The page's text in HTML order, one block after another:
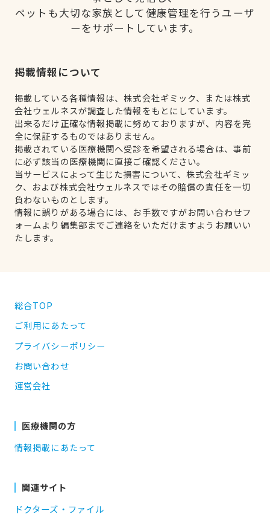
ペットも大切な家族として健康管理を行うユーザ
ーをサポートしています。
掲載情報について
掲載している各種情報は、株式会社ギミック、または株式
会社ウェルネスが調査した情報をもとにしています。
出来るだけ正確な情報掲載に努めておりますが、内容を完
全に保証するものではありません。
掲載されている医療機関へ受診を希望される場合は、事前
に必ず該当の医療機関に直接ご確認ください。
当サービスによって生じた損害について、株式会社ギミッ
ク、および株式会社ウェルネスではその賠償の責任を一切
負わないものとします。
情報に誤りがある場合には、お手数ですがお問い合わせフ
ォームより編集部までご連絡をいただけますようお願いい
たします。
総合TOP
ご利用にあたって
プライバシーポリシー
お問い合わせ
運営会社
医療機関の方
情報掲載にあたって
関連サイト
ドクターズ・ファイル